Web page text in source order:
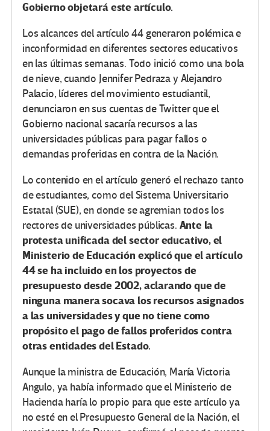
Gobierno objetará este artículo.
Los alcances del artículo 44 generaron polémica e
inconformidad en diferentes sectores educativos
en las últimas semanas. Todo inició como una bola
de nieve, cuando Jennifer Pedraza y Alejandro
Palacio, líderes del movimiento estudiantil,
denunciaron en sus cuentas de Twitter que el
Gobierno nacional sacaría recursos a las
universidades públicas para pagar fallos o
demandas proferidas en contra de la Nación.
Lo contenido en el artículo generó el rechazo tanto
de estudiantes, como del Sistema Universitario
Estatal (SUE), en donde se agremian todos los
rectores de universidades públicas. Ante la
protesta unificada del sector educativo, el
Ministerio de Educación explicó que el artículo
44 se ha incluido en los proyectos de
presupuesto desde 2002, aclarando que de
ninguna manera socava los recursos asignados
a las universidades y que no tiene como
propósito el pago de fallos proferidos contra
otras entidades del Estado.
Aunque la ministra de Educación, María Victoria
Angulo, ya había informado que el Ministerio de
Hacienda haría lo propio para que este artículo ya
no esté en el Presupuesto General de la Nación, el